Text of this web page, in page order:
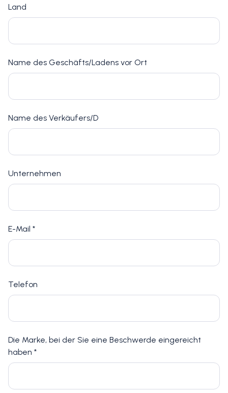
Land
Name des Geschäfts/Ladens vor Ort
Name des Verkäufers/D
Unternehmen
E-Mail *
Telefon
Die Marke, bei der Sie eine Beschwerde eingereicht
haben *